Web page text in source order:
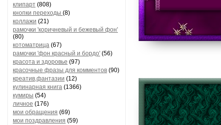
клипарт (808)
кнопки переходы (8)
коллажи (21)
рамочки 'коричневый и бежевый фон'
(80)
котоматрица (67)
рамочки 'фон красный и бордо' (56)
красота и здоровье (97)
красочные фразы для комментов (90)
креатив,фантазии (12)
кулинарная книга (1366)
кумиры (54)
личное (176)
мои обращения (69)
мои поздравления (59)